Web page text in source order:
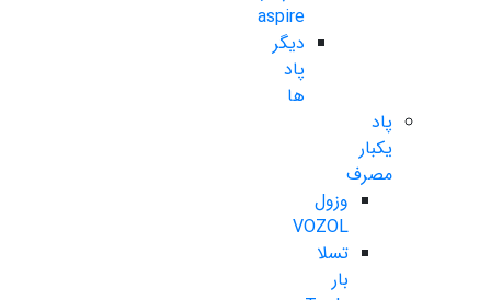
aspire
دیگر
پاد
ها
پاد
یکبار
مصرف
وزول
VOZOL
تسلا
بار